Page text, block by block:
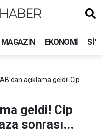
MAGAZIN EKONOMI
açıklama geldi! Cip
geldi! Cip
sonrası...